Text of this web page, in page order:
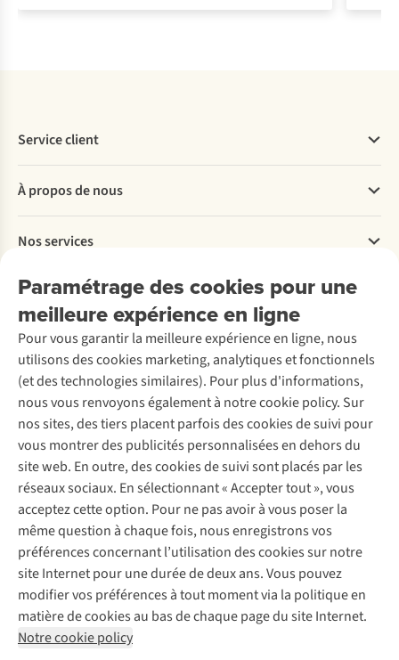
Paramétrage des cookies pour une
meilleure expérience en ligne
Pour vous garantir la meilleure expérience en ligne, nous
utilisons des cookies marketing, analytiques et fonctionnels
(et des technologies similaires). Pour plus d'informations,
nous vous renvoyons également à notre cookie policy. Sur
nos sites, des tiers placent parfois des cookies de suivi pour
vous montrer des publicités personnalisées en dehors du
site web. En outre, des cookies de suivi sont placés par les
réseaux sociaux. En sélectionnant « Accepter tout », vous
acceptez cette option. Pour ne pas avoir à vous poser la
même question à chaque fois, nous enregistrons vos
préférences concernant l’utilisation des cookies sur notre
site Internet pour une durée de deux ans. Vous pouvez
modifier vos préférences à tout moment via la politique en
matière de cookies au bas de chaque page du site Internet.
Notre cookie policy
Service client
Commander
Payer
Livraison
Rétractation d'une commande
Entretien & réparations
Garantie
Contactez-nous
À propos de nous
Explore More
À propos d’Ayacucho
Nos magasins
À propos d’A.S.Adventure
Déclaration d'accessibilité
Nos services
Location / Location sports d’hiver
Seconde-main
Entretien de ski
Service de lavage
Entretien de chaussures
Réparation de chaussures
Réparation de vêtements
Retouches
Pour les entreprises
Découvrez
Explore Camp
Gear Check
Expertise & conseils
Abonnez-vous à la newsletter
Suivez-nous
Mentions légales
Politique de confidentialité
Conditions générales
Cookie Policy
AS Adventure Luxemburg SA,